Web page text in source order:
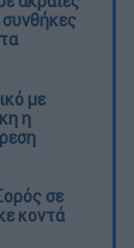
με
η
σε
κοντά